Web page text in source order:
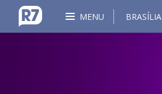
MENU BRASÍLIA